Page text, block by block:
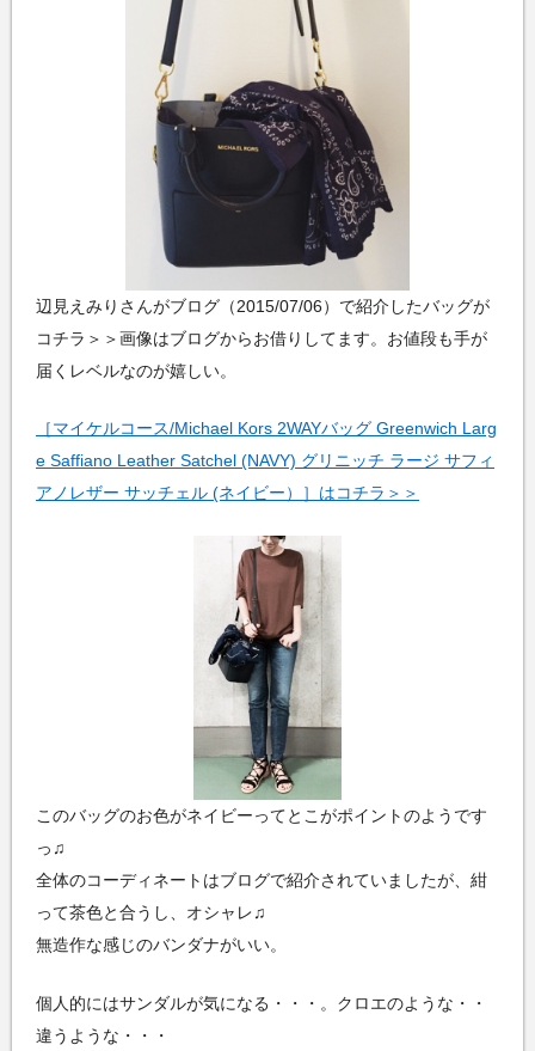
辺見えみりさんがブログ（2015/07/06）で紹介したバッグが
コチラ＞＞画像はブログからお借りしてます。お値段も手が
届くレベルなのが嬉しい。
［マイケルコース/Michael Kors 2WAYバッグ Greenwich Larg
e Saffiano Leather Satchel (NAVY) グリニッチ ラージ サフィ
アノレザー サッチェル (ネイビー）］はコチラ＞＞
このバッグのお色がネイビーってとこがポイントのようです
っ♫
全体のコーディネートはブログで紹介されていましたが、紺
って茶色と合うし、オシャレ♫
無造作な感じのバンダナがいい。
個人的にはサンダルが気になる・・・。クロエのような・・
違うような・・・